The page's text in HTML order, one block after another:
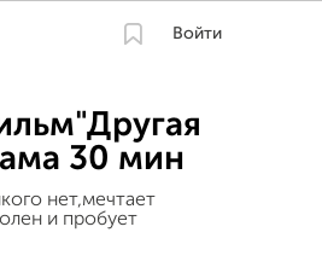
Войти
30 мин
нет,мечтает
и пробует